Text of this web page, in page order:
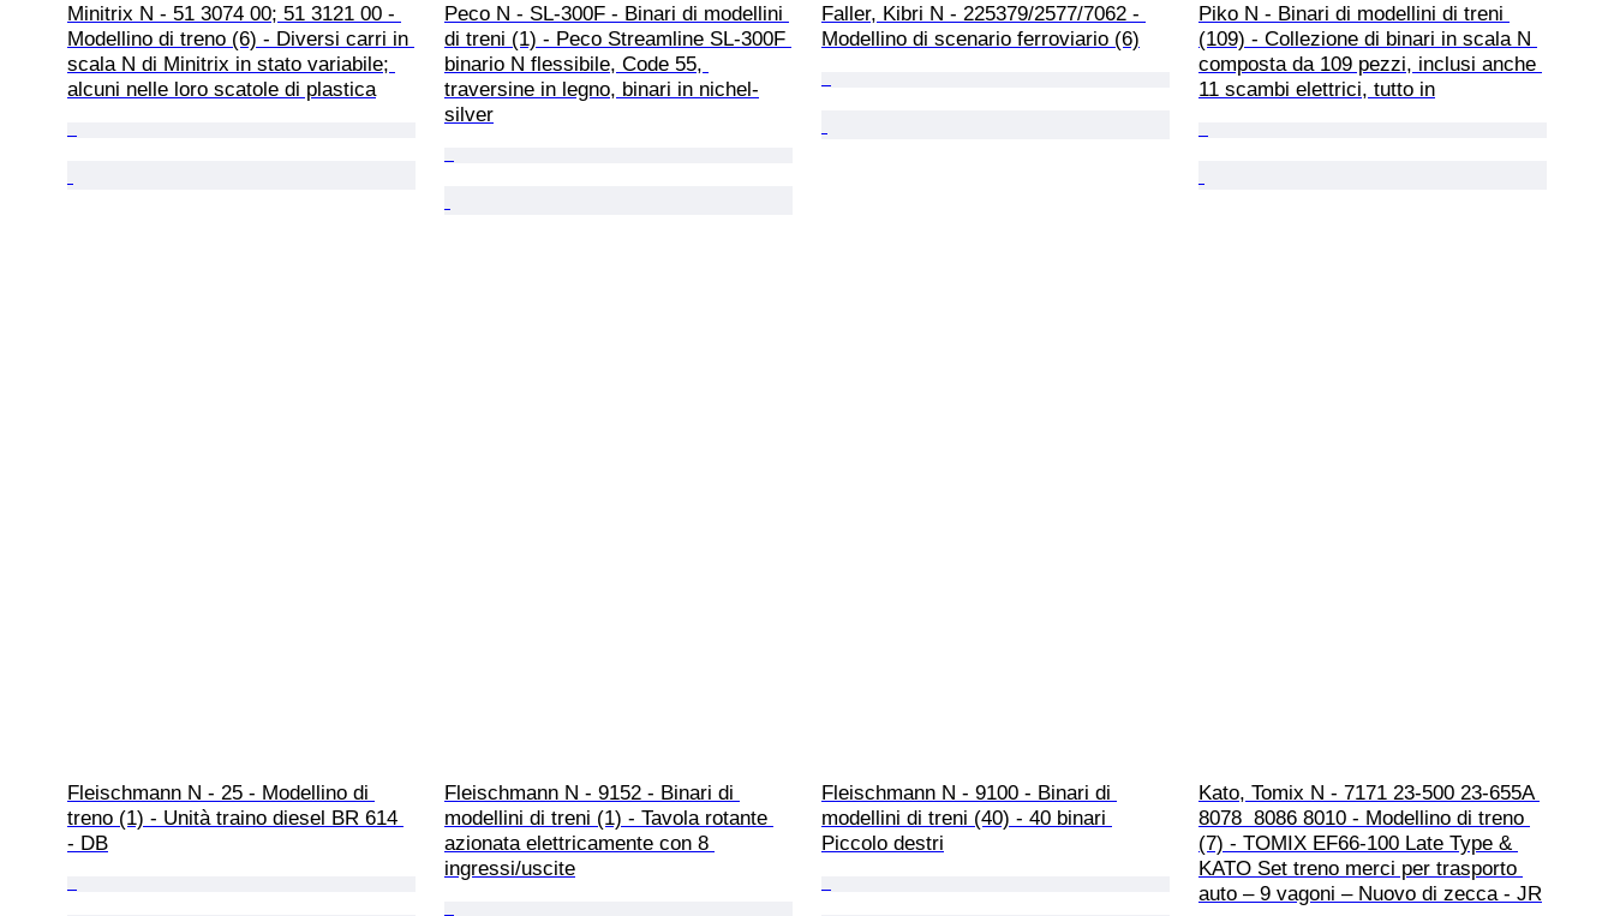
Minitrix N - 51 3074 00; 51 3121 00 -
Modellino di treno (6) - Diversi carri in
scala N di Minitrix in stato variabile;
alcuni nelle loro scatole di plastica
Peco N - SL-300F - Binari di modellini
di treni (1) - Peco Streamline SL-300F
binario N flessibile, Code 55,
traversine in legno, binari in nichel-
silver
Faller, Kibri N - 225379/2577/7062 -
Modellino di scenario ferroviario (6)
Piko N - Binari di modellini di treni
(109) - Collezione di binari in scala N
composta da 109 pezzi, inclusi anche
11 scambi elettrici, tutto in
Fleischmann N - 25 - Modellino di
treno (1) - Unità traino diesel BR 614
- DB
Fleischmann N - 9152 - Binari di
modellini di treni (1) - Tavola rotante
azionata elettricamente con 8
ingressi/uscite
Fleischmann N - 9100 - Binari di
modellini di treni (40) - 40 binari
Piccolo destri
Kato, Tomix N - 7171 23-500 23-655A
8078  8086 8010 - Modellino di treno
(7) - TOMIX EF66-100 Late Type &
KATO Set treno merci per trasporto
auto – 9 vagoni – Nuovo di zecca - JR